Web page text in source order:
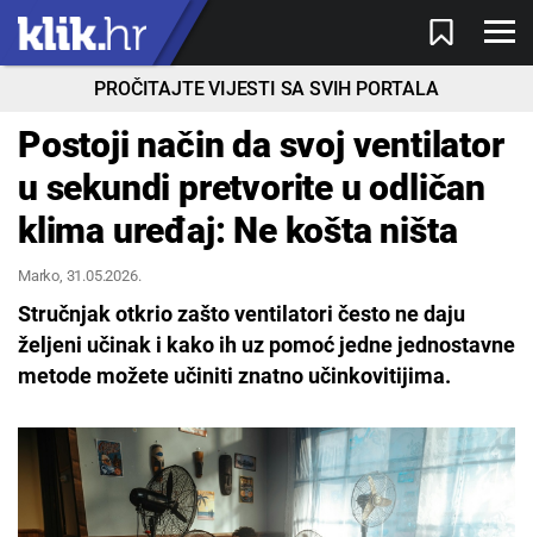
PROČITAJTE VIJESTI SA SVIH PORTALA
Postoji način da svoj ventilator
u sekundi pretvorite u odličan
klima uređaj: Ne košta ništa
Marko, 31.05.2026.
Stručnjak otkrio zašto ventilatori često ne daju
željeni učinak i kako ih uz pomoć jedne jednostavne
metode možete učiniti znatno učinkovitijima.